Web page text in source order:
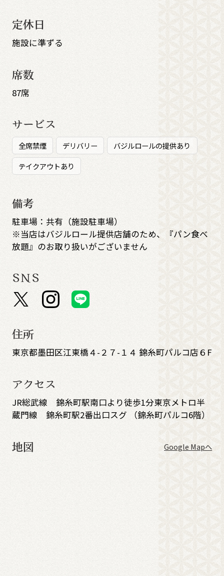
定休日
施設に準ずる
席数
87席
サービス
全席禁煙 デリバリー
バジルロールの提供あり
テイクアウトあり
備考
駐車場：共有（施設駐車場）
※当店はバジルロール提供店舗のため、『パン食べ
放題』のお取り扱いがございません
SNS
住所
東京都墨田区江東橋４-２７-１４ 錦糸町パルコ店６F
アクセス
JR総武線 錦糸町駅南口より徒歩1分東京メトロ半
蔵門線 錦糸町駅2番出口スグ （錦糸町パルコ6階）
地図 Google Mapへ